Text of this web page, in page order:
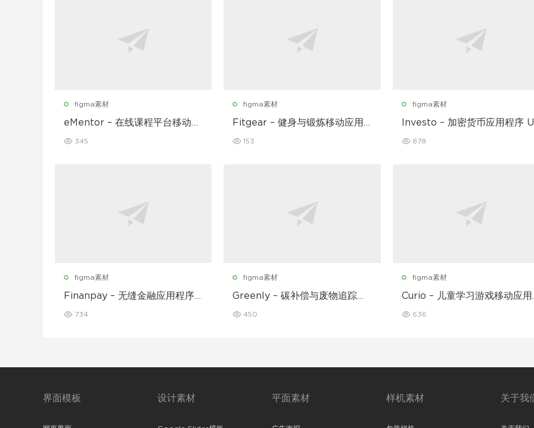
figma素材
eMentor – 在线课程平台移动应
345
figma素材
Fitgear – 健身与锻炼移动应用
153
figma素材
Investo – 加密货币应用程序
878
figma素材
Finanpay – 无缝金融应用程序
734
figma素材
Greenly – 碳补偿与废物追踪移
450
figma素材
Curio – 儿童学习游戏移动应用
636
界面模板 设计素材 平面素材 样机素材 关于我